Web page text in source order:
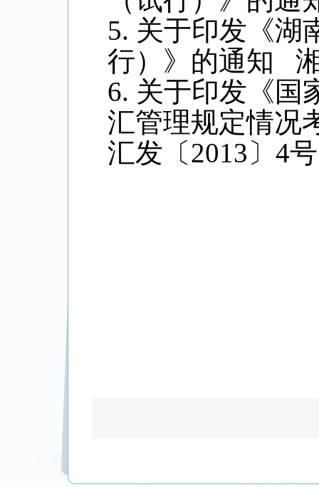
5. 关于印发《湖
行）》的通知
6. 关于印发《国
汇管理规定情况
汇发〔2013〕4号